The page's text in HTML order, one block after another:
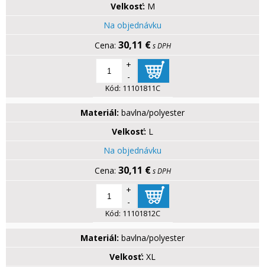
Velkosť: M
Na objednávku
30,11 € s DPH
+
-
Kód: 11101811C
Materiál: bavlna/polyester
Velkosť: L
Na objednávku
30,11 € s DPH
+
-
Kód: 11101812C
Materiál: bavlna/polyester
Velkosť: XL